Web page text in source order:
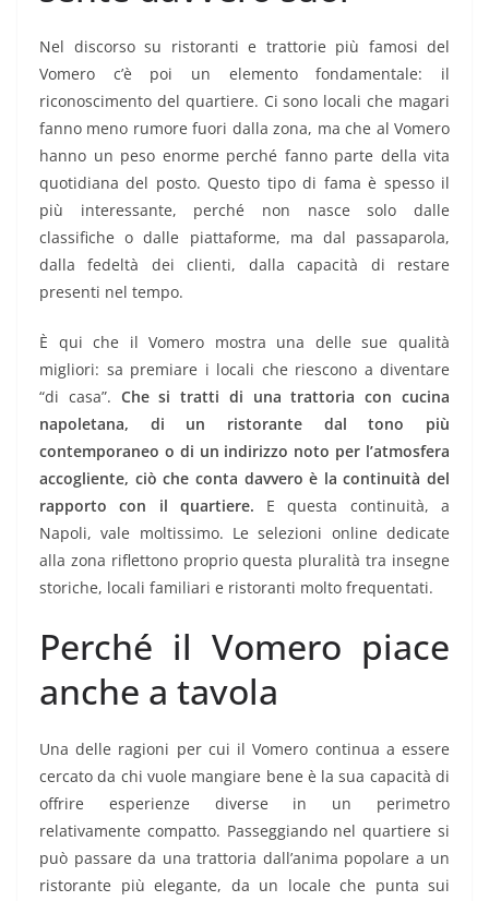
Nel discorso su ristoranti e trattorie più famosi del
Vomero c’è poi un elemento fondamentale: il
riconoscimento del quartiere. Ci sono locali che magari
fanno meno rumore fuori dalla zona, ma che al Vomero
hanno un peso enorme perché fanno parte della vita
quotidiana del posto. Questo tipo di fama è spesso il
più interessante, perché non nasce solo dalle
classifiche o dalle piattaforme, ma dal passaparola,
dalla fedeltà dei clienti, dalla capacità di restare
presenti nel tempo.
È qui che il Vomero mostra una delle sue qualità
migliori: sa premiare i locali che riescono a diventare
“di casa”. Che si tratti di una trattoria con cucina
napoletana, di un ristorante dal tono più
contemporaneo o di un indirizzo noto per l’atmosfera
accogliente, ciò che conta davvero è la continuità del
rapporto con il quartiere. E questa continuità, a
Napoli, vale moltissimo. Le selezioni online dedicate
alla zona riflettono proprio questa pluralità tra insegne
storiche, locali familiari e ristoranti molto frequentati.
Perché il Vomero piace
anche a tavola
Una delle ragioni per cui il Vomero continua a essere
cercato da chi vuole mangiare bene è la sua capacità di
offrire esperienze diverse in un perimetro
relativamente compatto. Passeggiando nel quartiere si
può passare da una trattoria dall’anima popolare a un
ristorante più elegante, da un locale che punta sui